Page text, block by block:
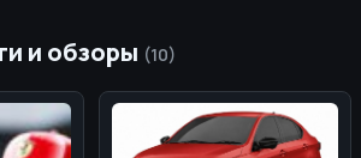
и обзоры (10)